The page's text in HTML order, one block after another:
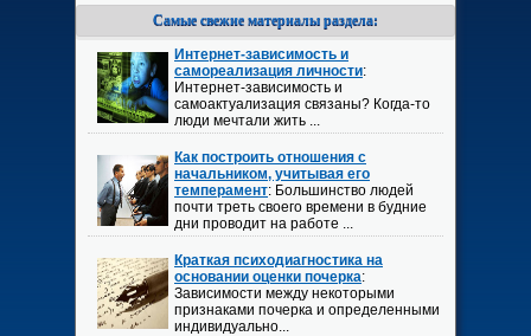
Самые свежие материалы раздела:
Интернет-зависимость и
самореализация личности:
Интернет-зависимость и
самоактуализация связаны? Когда-то
люди мечтали жить ...
Как построить отношения с
начальником, учитывая его
темперамент: Большинство людей
почти треть своего времени в будние
дни проводит на работе ...
Краткая психодиагностика на
основании оценки почерка:
Зависимости между некоторыми
признаками почерка и определенными
индивидуально...